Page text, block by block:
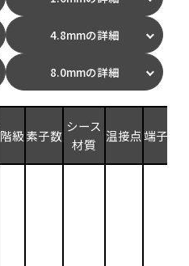
4.8mmの詳細
8.0mmの詳細
階級素子数
シース
材質
温接点端子